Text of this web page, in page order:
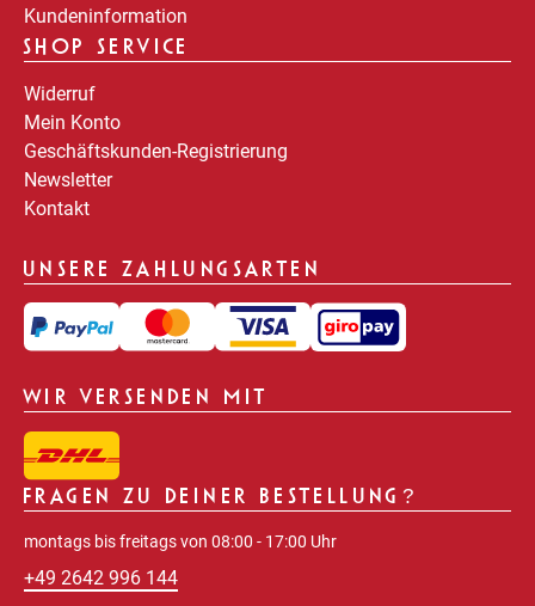
Kundeninformation
SHOP SERVICE
Widerruf
Mein Konto
Geschäftskunden-Registrierung
Newsletter
Kontakt
UNSERE ZAHLUNGSARTEN
WIR VERSENDEN MIT
FRAGEN ZU DEINER BESTELLUNG?
montags bis freitags von 08:00 - 17:00 Uhr
+49 2642 996 144